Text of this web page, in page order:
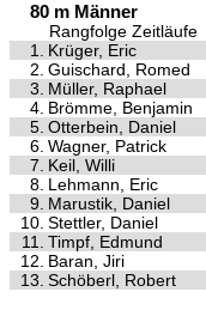
80 m Männer
Rangfolge Zeitläufe
1.
Krüger, Eric
2. Guischard, Romed
3. Müller, Raphael
4. Brömme, Benjamin
5. Otterbein, Daniel
6. Wagner, Patrick
7. Keil, Willi
8. Lehmann, Eric
9. Marustik, Daniel
10. Stettler, Daniel
11.
Timpf, Edmund
12. Baran, Jiri
13. Schöberl, Robert